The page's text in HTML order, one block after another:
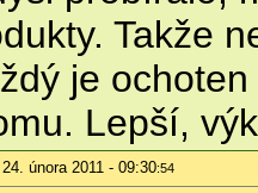
Takže
je
Lepší,
února 2011 - 09:30:54